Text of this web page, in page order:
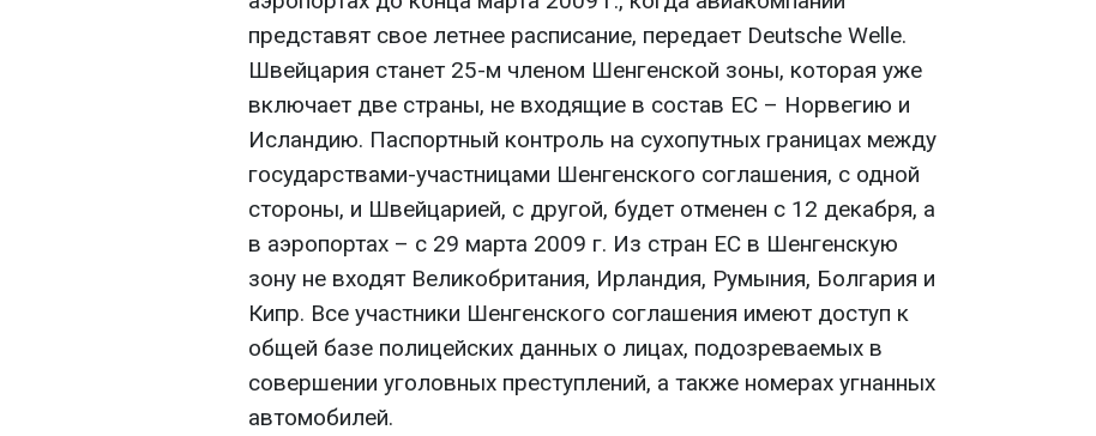
представят свое летнее расписание, передает Deutsche Welle.
Швейцария станет 25-м членом Шенгенской зоны, которая уже
включает две страны, не входящие в состав ЕС – Норвегию и
Исландию. Паспортный контроль на сухопутных границах между
государствами-участницами Шенгенского соглашения, с одной
стороны, и Швейцарией, с другой, будет отменен с 12 декабря, а
в аэропортах – с 29 марта 2009 г. Из стран ЕС в Шенгенскую
зону не входят Великобритания, Ирландия, Румыния, Болгария и
Кипр. Все участники Шенгенского соглашения имеют доступ к
общей базе полицейских данных о лицах, подозреваемых в
совершении уголовных преступлений, а также номерах угнанных
автомобилей.